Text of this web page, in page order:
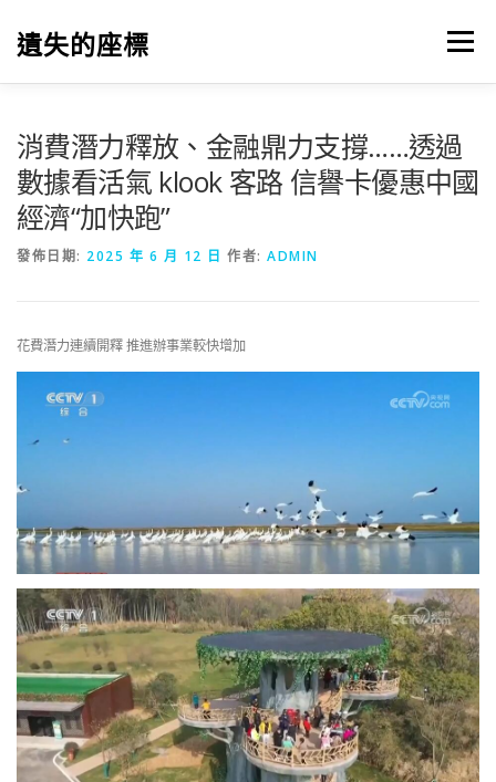
遺失的座標 選單
消費潛力釋放、金融鼎力支撐……透過
數據看活氣 klook 客路 信譽卡優惠中國
經濟“加快跑”
發佈日期: 2025 年 6 月 12 日 作者: ADMIN
花費潛力連續開釋 推進辦事業較快增加